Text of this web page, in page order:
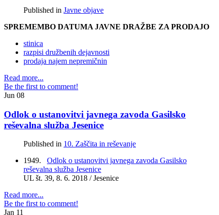
Published in Javne objave
SPREMEMBO DATUMA JAVNE DRAŽBE ZA PRODAJO
stinica
razpisi družbenih dejavnosti
prodaja najem nepremičnin
Read more...
Be the first to comment!
Jun 08
Odlok o ustanovitvi javnega zavoda Gasilsko
reševalna služba Jesenice
Published in 10. Zaščita in reševanje
1949. Odlok o ustanovitvi javnega zavoda Gasilsko
reševalna služba Jesenice
UL št. 39, 8. 6. 2018 / Jesenice
Read more...
Be the first to comment!
Jan 11